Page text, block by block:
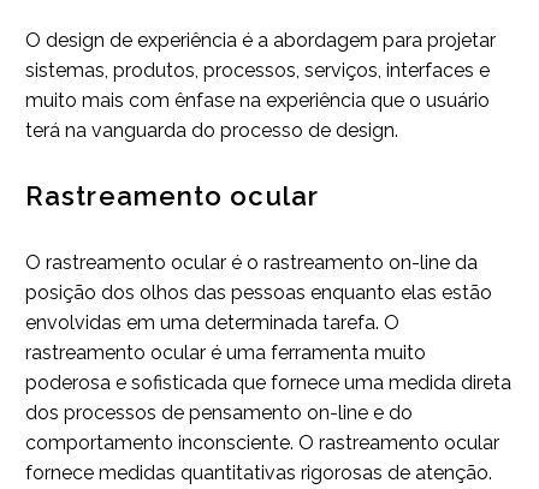
O design de experiência é a abordagem para projetar
sistemas, produtos, processos, serviços, interfaces e
muito mais com ênfase na experiência que o usuário
terá na vanguarda do processo de design.
Rastreamento ocular
O rastreamento ocular é o rastreamento on-line da
posição dos olhos das pessoas enquanto elas estão
envolvidas em uma determinada tarefa. O
rastreamento ocular é uma ferramenta muito
poderosa e sofisticada que fornece uma medida direta
dos processos de pensamento on-line e do
comportamento inconsciente. O rastreamento ocular
fornece medidas quantitativas rigorosas de atenção.